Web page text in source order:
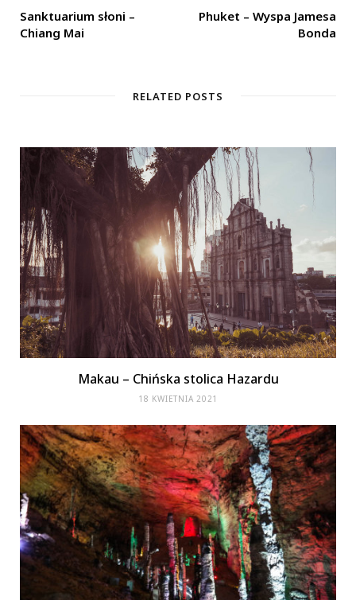
Sanktuarium słoni –
Chiang Mai
Phuket – Wyspa Jamesa
Bonda
RELATED POSTS
Makau – Chińska stolica Hazardu
18 KWIETNIA 2021